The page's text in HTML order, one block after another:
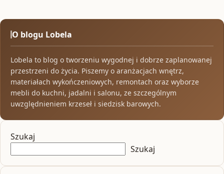
O blogu Lobela
Lobela to blog o tworzeniu wygodnej i dobrze zaplanowanej
przestrzeni do życia. Piszemy o aranżacjach wnętrz,
materiałach wykończeniowych, remontach oraz wyborze
mebli do kuchni, jadalni i salonu, ze szczególnym
uwzględnieniem krzeseł i siedzisk barowych.
Szukaj
Szukaj